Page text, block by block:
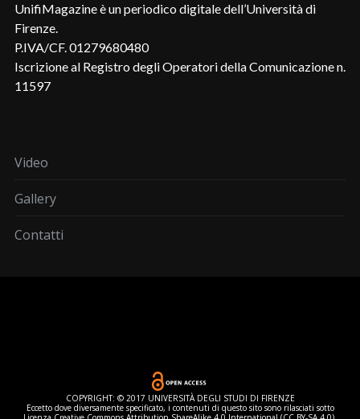
UnifiMagazine è un periodico digitale dell’Università di
Firenze.
P.IVA/CF. 01279680480
Iscrizione al Registro degli Operatori della Comunicazione n.
11597
Video
Gallery
Contatti
COPYRIGHT: © 2017 UNIVERSITÀ DEGLI STUDI DI FIRENZE
Eccetto dove diversamente specificato, i contenuti di questo sito sono rilasciati sotto